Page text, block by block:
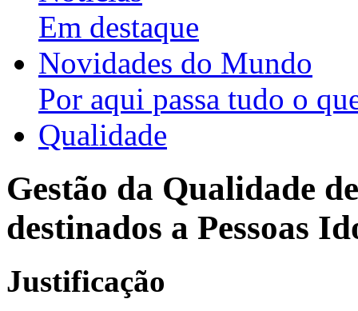
Em destaque
Novidades do Mundo
Por aqui passa tudo o
Qualidade
Gestão da Qualidade
destinados a Pessoas
Justificação